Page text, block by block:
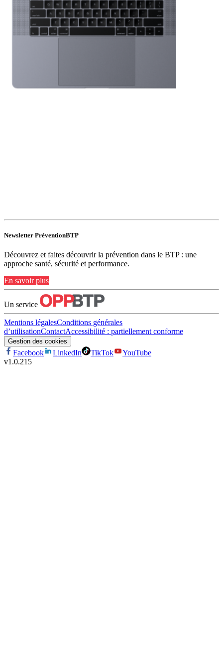
Newsletter PréventionBTP
Découvrez et faites découvrir la prévention dans le BTP : une
approche santé, sécurité et performance.
En savoir plus
Un service
Mentions légalesConditions générales
d’utilisationContactAccessibilité : partiellement conforme
Gestion des cookies
Facebook LinkedIn TikTok
YouTube
v1.0.215